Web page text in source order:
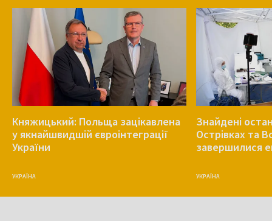
Княжицький: Польща зацікавлена
у якнайшвидшій євроінтеграції
України
УКРАЇНА
Знайдені
Острівках та
завершилися
УКРАЇНА